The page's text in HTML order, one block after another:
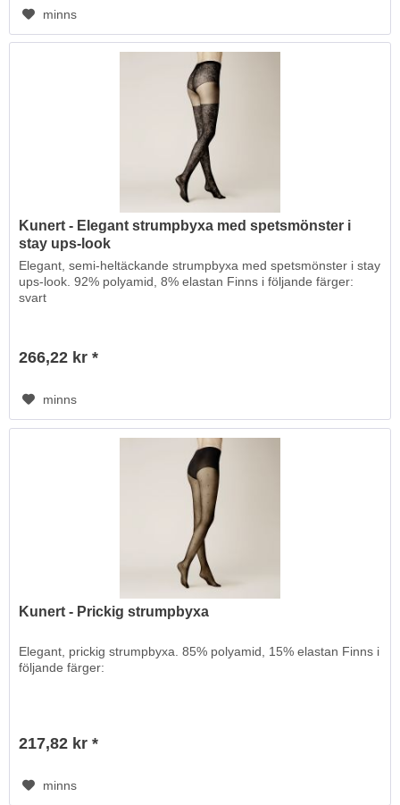
minns
Kunert - Elegant strumpbyxa med spetsmönster i
stay ups-look
Elegant, semi-heltäckande strumpbyxa med spetsmönster i stay
ups-look. 92% polyamid, 8% elastan Finns i följande färger:
svart
266,22 kr *
minns
Kunert - Prickig strumpbyxa
Elegant, prickig strumpbyxa. 85% polyamid, 15% elastan Finns i
följande färger:
217,82 kr *
minns